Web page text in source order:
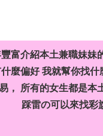
富介紹本土兼職妹
麼偏好 我就幫你找
， 所有的女生都是
踩雷の可以來找彩